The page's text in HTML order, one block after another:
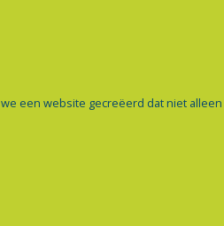
een website gecreëerd dat niet alleen